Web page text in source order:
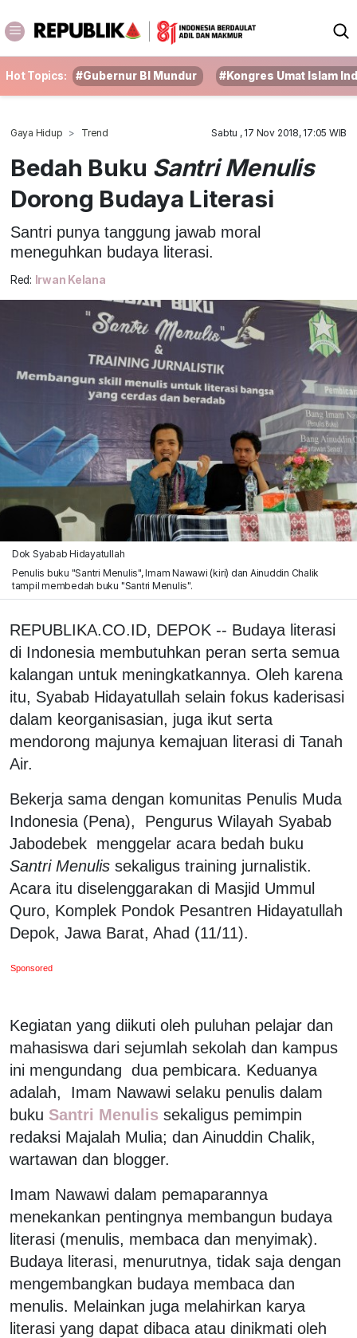
Hot Topics: #Gubernur BI Mundur #Kongres Umat Islam
Gaya Hidup Trend Sabtu , 17 Nov 2018, 17:05 WIB
Bedah Buku Santri Menulis
Dorong Budaya Literasi
Santri punya tanggung jawab moral
meneguhkan budaya literasi.
Red: Irwan Kelana
Dok Syabab Hidayatullah
Penulis buku "Santri Menulis", Imam Nawawi (kiri) dan Ainuddin Chalik
tampil membedah buku "Santri Menulis".
REPUBLIKA.CO.ID, DEPOK -- Budaya literasi
di Indonesia membutuhkan peran serta semua
kalangan untuk meningkatkannya. Oleh karena
itu, Syabab Hidayatullah selain fokus kaderisasi
dalam keorganisasian, juga ikut serta
mendorong majunya kemajuan literasi di Tanah
Air.
Bekerja sama dengan komunitas Penulis Muda
Indonesia (Pena), Pengurus Wilayah Syabab
Jabodebek menggelar acara bedah buku
Santri Menulis sekaligus training jurnalistik.
Acara itu diselenggarakan di Masjid Ummul
Quro, Komplek Pondok Pesantren Hidayatullah
Depok, Jawa Barat, Ahad (11/11).
Sponsored
Kegiatan yang diikuti oleh puluhan pelajar dan
mahasiswa dari sejumlah sekolah dan kampus
ini mengundang dua pembicara. Keduanya
adalah, Imam Nawawi selaku penulis dalam
buku Santri Menulis sekaligus pemimpin
redaksi Majalah Mulia; dan Ainuddin Chalik,
wartawan dan blogger.
Imam Nawawi dalam pemaparannya
menekankan pentingnya membangun budaya
literasi (menulis, membaca dan menyimak).
Budaya literasi, menurutnya, tidak saja dengan
mengembangkan budaya membaca dan
menulis. Melainkan juga melahirkan karya
literasi yang dapat dibaca atau dinikmati oleh